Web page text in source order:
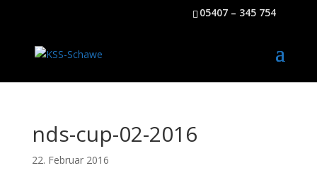
05407 – 345 754
nds-cup-02-2016
22. Februar 2016